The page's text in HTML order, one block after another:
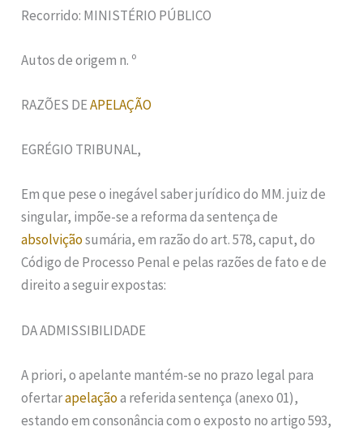
Recorrido: MINISTÉRIO PÚBLICO
Autos de origem n. º
RAZÕES DEAPELAÇÃO
EGRÉGIO TRIBUNAL,
Em que pese o inegável saber jurídico do MM. juiz de
singular, impõe-se a reforma da sentença de
absolviçãosumária, em razão do art. 578, caput, do
Código de Processo Penal e pelas razões de fato e de
direito a seguir expostas:
DA ADMISSIBILIDADE
A priori, o apelante mantém-se no prazo legal para
ofertarapelaçãoa referida sentença (anexo 01),
estando em consonância com o exposto no artigo 593,